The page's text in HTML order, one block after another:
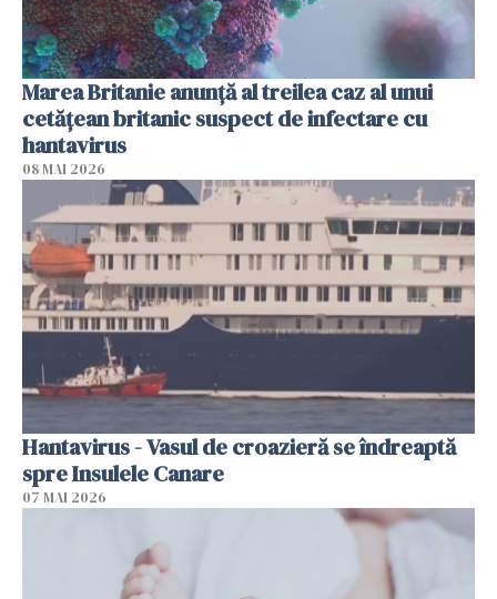
Marea Britanie anunţă al treilea caz al unui
cetăţean britanic suspect de infectare cu
hantavirus
08 MAI 2026
Hantavirus - Vasul de croazieră se îndreaptă
spre Insulele Canare
07 MAI 2026